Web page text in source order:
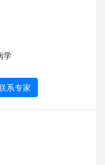
学
系专家